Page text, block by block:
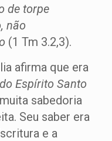
de torpe
não
(1 Tm 3.2,3).
afirma que era
Espírito Santo
sabedoria
Seu saber era
e a